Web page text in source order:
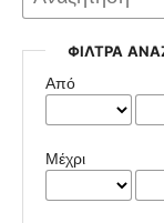
ΦΊΛΤΡΑ
Από
Μέχρι